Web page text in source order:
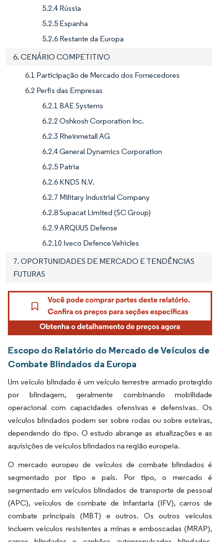
5.2.4 Rússia
5.2.5 Espanha
5.2.6 Restante da Europa
6. CENÁRIO COMPETITIVO
6.1 Participação de Mercado dos Fornecedores
6.2 Perfis das Empresas
6.2.1 BAE Systems
6.2.2 Oshkosh Corporation Inc.
6.2.3 Rheinmetall AG
6.2.4 General Dynamics Corporation
6.2.5 Patria
6.2.6 KNDS N.V.
6.2.7 Military Industrial Company
6.2.8 Supacat Limited (SC Group)
6.2.9 ARQUUS Defense
6.2.10 Iveco Defence Vehicles
7. OPORTUNIDADES DE MERCADO E TENDÊNCIAS
FUTURAS
Escopo do Relatório do Mercado de Veículos de
Combate Blindados da Europa
Um veículo blindado é um veículo terrestre armado protegido
por blindagem, geralmente combinando mobilidade
operacional com capacidades ofensivas e defensivas. Os
veículos blindados podem ser sobre rodas ou sobre esteiras,
dependendo do tipo. O estudo abrange as atualizações e as
aquisições de veículos blindados na região europeia.
O mercado europeu de veículos de combate blindados é
segmentado por tipo e país. Por tipo, o mercado é
segmentado em veículos blindados de transporte de pessoal
(APC), veículos de combate de infantaria (IFV), carros de
combate principais (MBT) e outros. Os outros veículos
incluem veículos resistentes a minas e emboscadas (MRAP),